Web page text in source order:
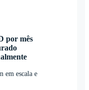
por mês
em escala e